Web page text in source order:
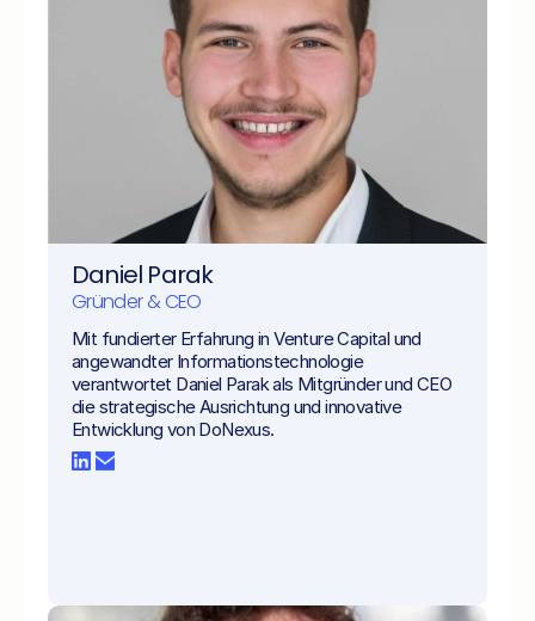
Daniel Parak
Gründer & CEO
Mit fundierter Erfahrung in Venture Capital und
angewandter Informationstechnologie
verantwortet Daniel Parak als Mitgründer und CEO
die strategische Ausrichtung und innovative
Entwicklung von DoNexus.